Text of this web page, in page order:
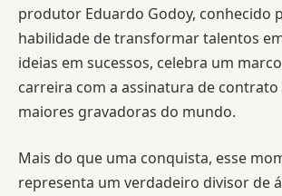
produtor Eduardo Godoy, conhecido
habilidade de transformar talentos
ideias em sucessos, celebra um
carreira com a assinatura de contrato
maiores gravadoras do mundo.
Mais do que uma conquista, esse
representa um verdadeiro divisor de